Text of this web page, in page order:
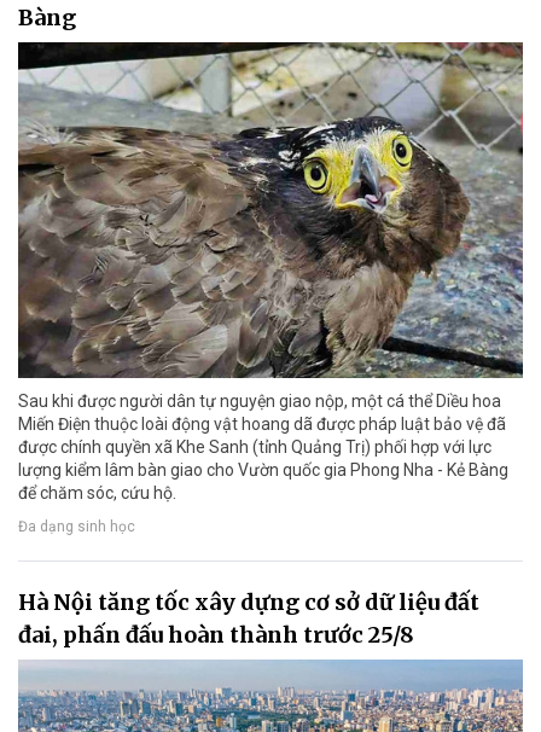
Bàng
Sau khi được người dân tự nguyện giao nộp, một cá thể Diều hoa
Miến Điện thuộc loài động vật hoang dã được pháp luật bảo vệ đã
được chính quyền xã Khe Sanh (tỉnh Quảng Trị) phối hợp với lực
lượng kiểm lâm bàn giao cho Vườn quốc gia Phong Nha - Kẻ Bàng
để chăm sóc, cứu hộ.
Đa dạng sinh học
Hà Nội tăng tốc xây dựng cơ sở dữ liệu đất
đai, phấn đấu hoàn thành trước 25/8